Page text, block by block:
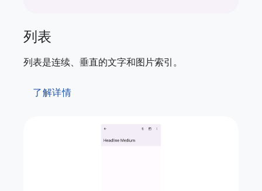
列表
列表是连续、垂直的文字和图片索引。
了解详情